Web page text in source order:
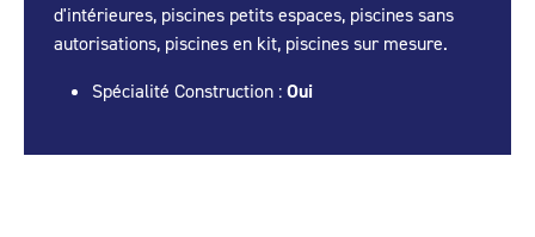
d'intérieures, piscines petits espaces, piscines sans
autorisations, piscines en kit, piscines sur mesure.
Spécialité Construction : Oui